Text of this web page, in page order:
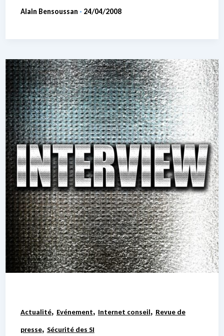
Alain Bensoussan - 24/04/2008
Actualité, Evénement, Internet conseil, Revue de
presse, Sécurité des SI